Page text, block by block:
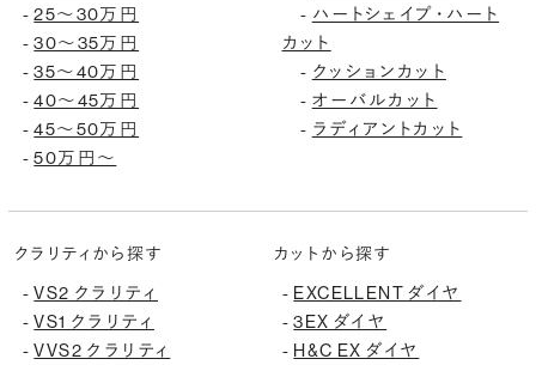
-25〜30万円
-30〜35万円
-35〜40万円
-40〜45万円
-45〜50万円
-50万円〜
- ハートシェイプ・ハート
カット
- クッションカット
- オーバルカット
- ラディアントカット
クラリティから探す
-VS2 クラリティ
-VS1 クラリティ
-VVS2 クラリティ
カットから探す
- EXCELLENT ダイヤ
-3EX ダイヤ
- H&C EX ダイヤ